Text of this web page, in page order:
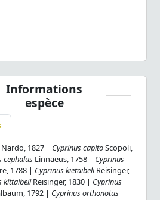
Informations
espèce
Nardo, 1827 | Cyprinus capitoScopoli,
cephalus Linnaeus, 1758 | Cyprinus
1788 | Cyprinus kietaibeliReisinger,
kittaibeliReisinger, 1830 | Cyprinus
1792 | Cyprinus orthonotus